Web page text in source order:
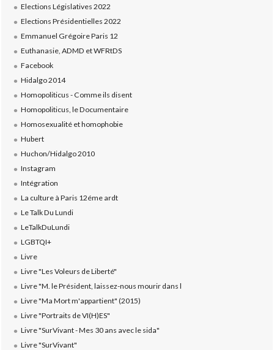
Elections Législatives 2022
Elections Présidentielles 2022
Emmanuel Grégoire Paris 12
Euthanasie, ADMD et WFRtDS
Facebook
Hidalgo 2014
Homopoliticus - Comme ils disent
Homopoliticus, le Documentaire
Homosexualité et homophobie
Hubert
Huchon/Hidalgo 2010
Instagram
Intégration
La culture à Paris 12éme ardt
Le Talk Du Lundi
LeTalkDuLundi
LGBTQI+
Livre
Livre "Les Voleurs de Liberté"
Livre "M. le Président, laissez-nous mourir dans l
Livre "Ma Mort m'appartient" (2015)
Livre "Portraits de VI(H)ES"
Livre "SurVivant - Mes 30 ans avec le sida"
Livre "SurVivant"